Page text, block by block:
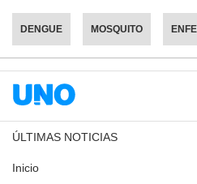
DENGUE MOSQUITO
ÚLTIMAS NOTICIAS
Inicio